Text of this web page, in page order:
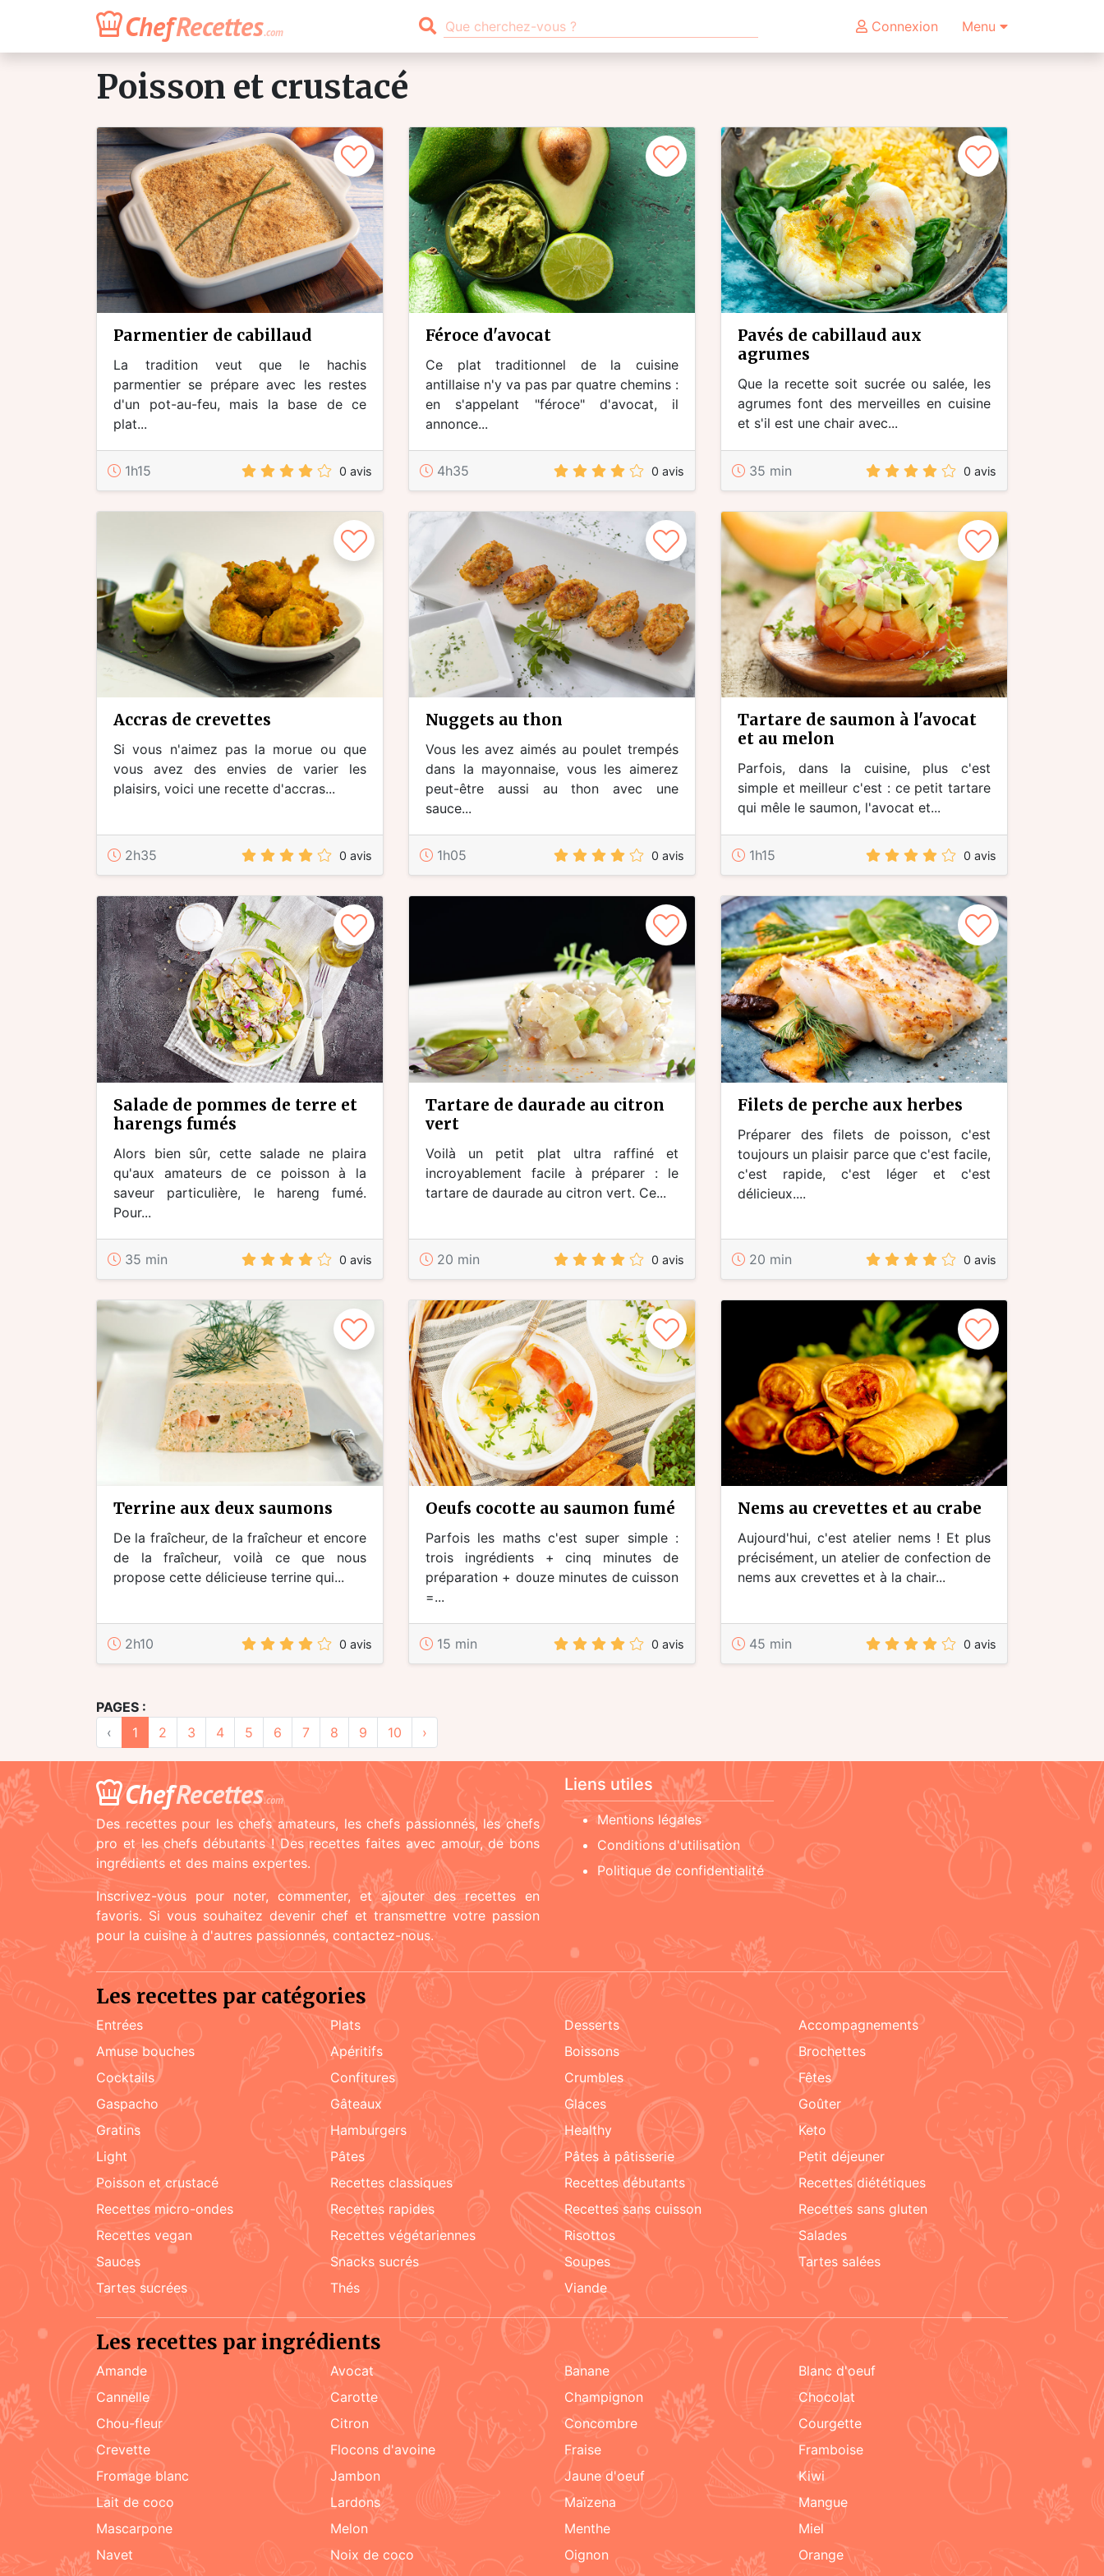
ChefRecettes.com Connexion Menu
poisson et crustacé
parmentier de cabillaud
La tradition veut que le hachis
parmentier se prépare avec les restes
d'un pot-au-feu, mais la base de ce
plat...
1h15 0 avis
féroce d'avocat
Ce plat traditionnel de la cuisine
antillaise n'y va pas par quatre chemins :
en s'appelant "féroce" d'avocat, il
annonce...
4h35 0 avis
pavés de cabillaud aux
agrumes
Que la recette soit sucrée ou salée, les
agrumes font des merveilles en cuisine
et s'il est une chair avec...
35 min 0 avis
accras de crevettes
Si vous n'aimez pas la morue ou que
vous avez des envies de varier les
plaisirs, voici une recette d'accras...
2h35 0 avis
nuggets au thon
Vous les avez aimés au poulet trempés
dans la mayonnaise, vous les aimerez
peut-être aussi au thon avec une
sauce...
1h05 0 avis
tartare de saumon à l'avocat
et au melon
Parfois, dans la cuisine, plus c'est
simple et meilleur c'est : ce petit tartare
qui mêle le saumon, l'avocat et...
1h15 0 avis
salade de pommes de terre et
harengs fumés
Alors bien sûr, cette salade ne plaira
qu'aux amateurs de ce poisson à la
saveur particulière, le hareng fumé.
Pour...
35 min 0 avis
tartare de daurade au citron
vert
Voilà un petit plat ultra raffiné et
incroyablement facile à préparer : le
tartare de daurade au citron vert. Ce...
20 min 0 avis
filets de perche aux herbes
Préparer des filets de poisson, c'est
toujours un plaisir parce que c'est facile,
c'est rapide, c'est léger et c'est
délicieux....
20 min 0 avis
terrine aux deux saumons
De la fraîcheur, de la fraîcheur et encore
de la fraîcheur, voilà ce que nous
propose cette délicieuse terrine qui...
2h10 0 avis
oeufs cocotte au saumon fumé
Parfois les maths c'est super simple :
trois ingrédients + cinq minutes de
préparation + douze minutes de cuisson
=...
15 min 0 avis
nems au crevettes et au crabe
Aujourd'hui, c'est atelier nems ! Et plus
précisément, un atelier de confection de
nems aux crevettes et à la chair...
45 min 0 avis
PAGES :
‹
1 2 3 4 5 6 7 8 9 10 ›
ChefRecettes.com
Des recettes pour les chefs amateurs, les chefs passionnés, les chefs
pro et les chefs débutants ! Des recettes faites avec amour, de bons
ingrédients et des mains expertes.
Inscrivez-vous pour noter, commenter, et ajouter des recettes en
favoris. Si vous souhaitez devenir chef et transmettre votre passion
pour la cuisine à d'autres passionnés, contactez-nous.
Liens utiles
Mentions légales
Conditions d'utilisation
Politique de confidentialité
Les recettes par catégories
Entrées Plats Desserts
accompagnements
amuse bouches
apéritifs boissons
brochettes
cocktails
confitures crumbles
fêtes
Gaspacho
gâteaux glaces
goûter
gratins
hamburgers healthy
keto
light
pâtes pâtes à pâtisserie
petit déjeuner
poisson et crustacé
recettes classiques recettes débutants
recettes diététiques
recettes micro-ondes
recettes rapides recettes sans cuisson
recettes sans gluten
recettes vegan
recettes végétariennes risottos
salades
sauces
snacks sucrés soupes
tartes salées
tartes sucrées
Thés viande
Les recettes par ingrédients
amande Avocat Banane
blanc d'oeuf
cannelle
carotte champignon
chocolat
chou-fleur
citron concombre
courgette
crevette
flocons d'avoine fraise
framboise
fromage blanc
jambon jaune d'oeuf
kiwi
lait de coco
lardons maïzena
mangue
mascarpone
melon menthe
miel
navet
noix de coco oignon
orange